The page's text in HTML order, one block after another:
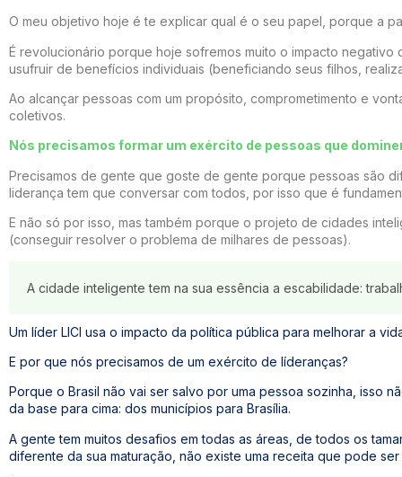
O meu objetivo hoje é te explicar qual é o seu papel, porque a
É revolucionário porque hoje sofremos muito o impacto
usufruir de benefícios individuais (beneficiando seus filhos,
Ao alcançar pessoas com um propósito, comprometimento e
coletivos.
Nós precisamos formar um exército de pessoas que
Precisamos de gente que goste de gente porque pessoas são
liderança tem que conversar com todos, por isso que é
E não só por isso, mas também porque o projeto de cidades
(conseguir resolver o problema de milhares de pessoas).
A cidade inteligente tem na sua essência a escabilidade:
Um líder LICI usa o impacto da política pública para melhorar a
E por que nós precisamos de um exército de líderanças?
Porque o Brasil não vai ser salvo por uma pessoa sozinha, isso
da base para cima: dos municípios para Brasília.
A gente tem muitos desafios em todas as áreas, de todos os
diferente da sua maturação, não existe uma receita que pode